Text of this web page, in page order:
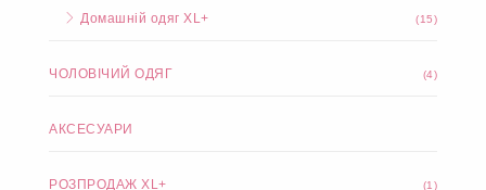
Домашній одяг XL+ (15)
ЧОЛОВІЧИЙ ОДЯГ (4)
АКСЕСУАРИ
РОЗПРОДАЖ XL+ (1)